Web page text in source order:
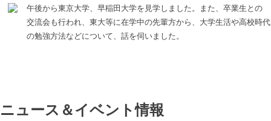
午後から東京大学、早稲田大学を見学しました。また、卒業生との
交流会も行われ、東大等に在学中の先輩方から、大学生活や高校時代
の勉強方法などについて、話を伺いました。
ニュース＆イベント情報